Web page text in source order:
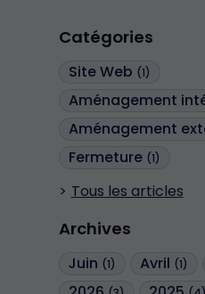
Catégories
Site Web (1)
Aménagement
Aménagement
Fermeture (1)
Tous les articles
Archives
Juin (1) Avril (1)